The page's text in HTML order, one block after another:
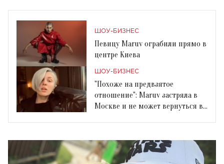
ШОУ-БИЗНЕС
Певицу Maruv ограбили прямо в
центре Киева
ШОУ-БИЗНЕС
"Похоже на предвзятое
отношение": Maruv застряла в
Москве и не может вернуться в